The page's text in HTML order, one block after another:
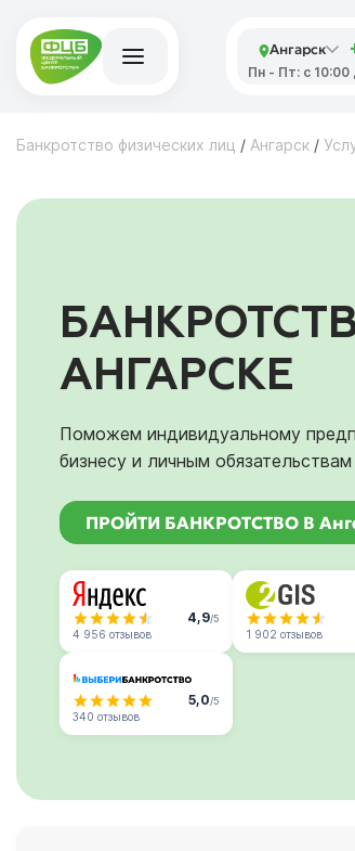
Ангарск
Пн - Пт: с
Банкротство физических лиц / Ангарск /
АНГАРСКЕ
Поможем индивидуальному
бизнесу и личным
ПРОЙТИ БАНКРОТСТВО В
4,9/5
4 956 отзывов 1 902 отзывов
5,0/5
340 отзывов